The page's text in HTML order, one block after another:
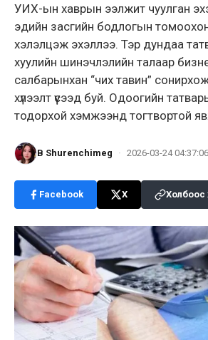
УИХ-ын хаврын ээлжит чуулган
эдийн засгийн бодлогын
хэлэлцэж эхэллээ. Тэр дундаа
хуулийн шинэчлэлийн талаар
салбарынхан “чих тавин”
хүлээлт үүсээд буй. Одоогийн
тодорхой хэмжээнд тогтвортой
B Shurenchimeg · 2026-03-24 04:37:06
Facebook X Холбоос